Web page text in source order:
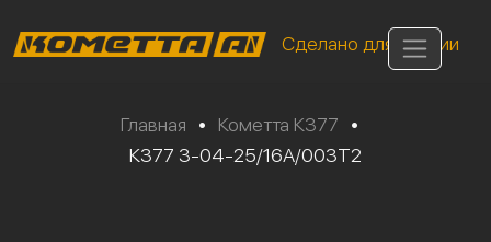
Сделано для России
Главная • Кометта К377
•
К377 3-04-25/16А/003Т2